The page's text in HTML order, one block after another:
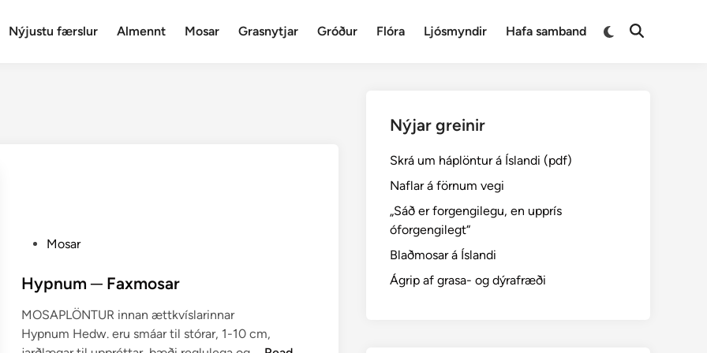
Nýjustu færslur Almennt Mosar Grasnytjar Gróður Flóra Ljósmyndir Hafa samband
Switch
Open
s
e
d
Mosar
Hypnum ─ Faxmosar
MOSAPLÖNTUR innan ættkvíslarinnar
Hypnum Hedw. eru smáar til stórar, 1-10 cm,
Nýjar greinir
Skrá um háplöntur á Íslandi (pdf)
Naflar á förnum vegi
„Sáð er forgengilegu, en upprís
óforgengilegt“
Blaðmosar á Íslandi
Ágrip af grasa- og dýrafræði